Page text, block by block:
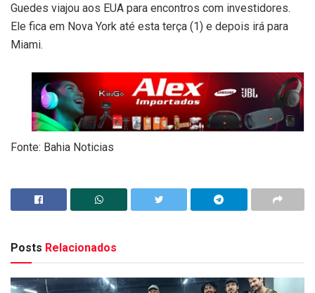
Guedes viajou aos EUA para encontros com investidores.
Ele fica em Nova York até esta terça (1) e depois irá para
Miami.
Fonte: Bahia Noticias
Posts Relacionados